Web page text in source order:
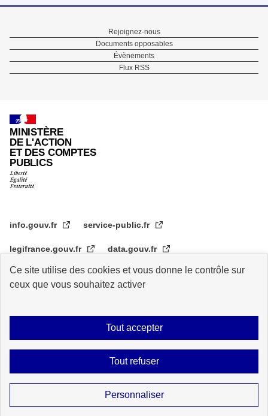
Ce site utilise des cookies et vous donne le contrôle sur
ceux que vous souhaitez activer
Tout accepter
Tout refuser
Personnaliser
Pied
de
Rejoignez-nous
Documents opposables
Évènements
Flux RSS
MINISTÈRE
DE L'ACTION
ET DES COMPTES
PUBLICS
info.gouv.fr service-public.fr
legifrance.gouv.fr data.gouv.fr
transformation.gouv.fr
Archive Statistiques de consultation Logos Données personnelles
Gestion des cookies
Sauf mention explicite de propriété intellectuelle détenue par des tiers, les